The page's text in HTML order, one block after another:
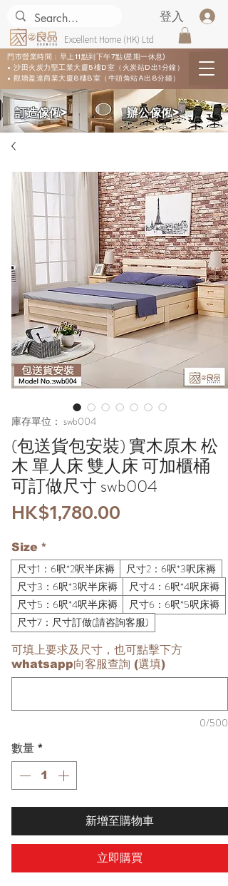
Excellent Home (HK) Ltd
登入
門市營業時間：早上11點到下午7點(星期一休息)
• 沙田火炭力堅工業大廈5樓D室（火炭站D出1分鐘）
• 觀塘盈達商業大廈8樓B室（牛頭角站A出8分鐘）
​訂造傢俬> ​辦公傢俬>
庫存單位： swb004
(包送貨包安裝) 實木原木 松
木 單人床 雙人床 可加櫃桶
可訂做尺寸 swb004
HK$1,780.00
Size *
尺寸1：6呎*2呎半床褥
尺寸2：6呎*3呎床褥
尺寸3：6呎*3呎半床褥
尺寸4：6呎*4呎床褥
尺寸5：6呎*4呎半床褥
尺寸6：6呎*5呎床褥
尺寸7：尺寸訂做(請咨詢客服)
可填上要求及尺寸，也可點擊下方
whatsapp向客服查詢 (選填)
0/500
數量 *
新增至購物車
立即購買